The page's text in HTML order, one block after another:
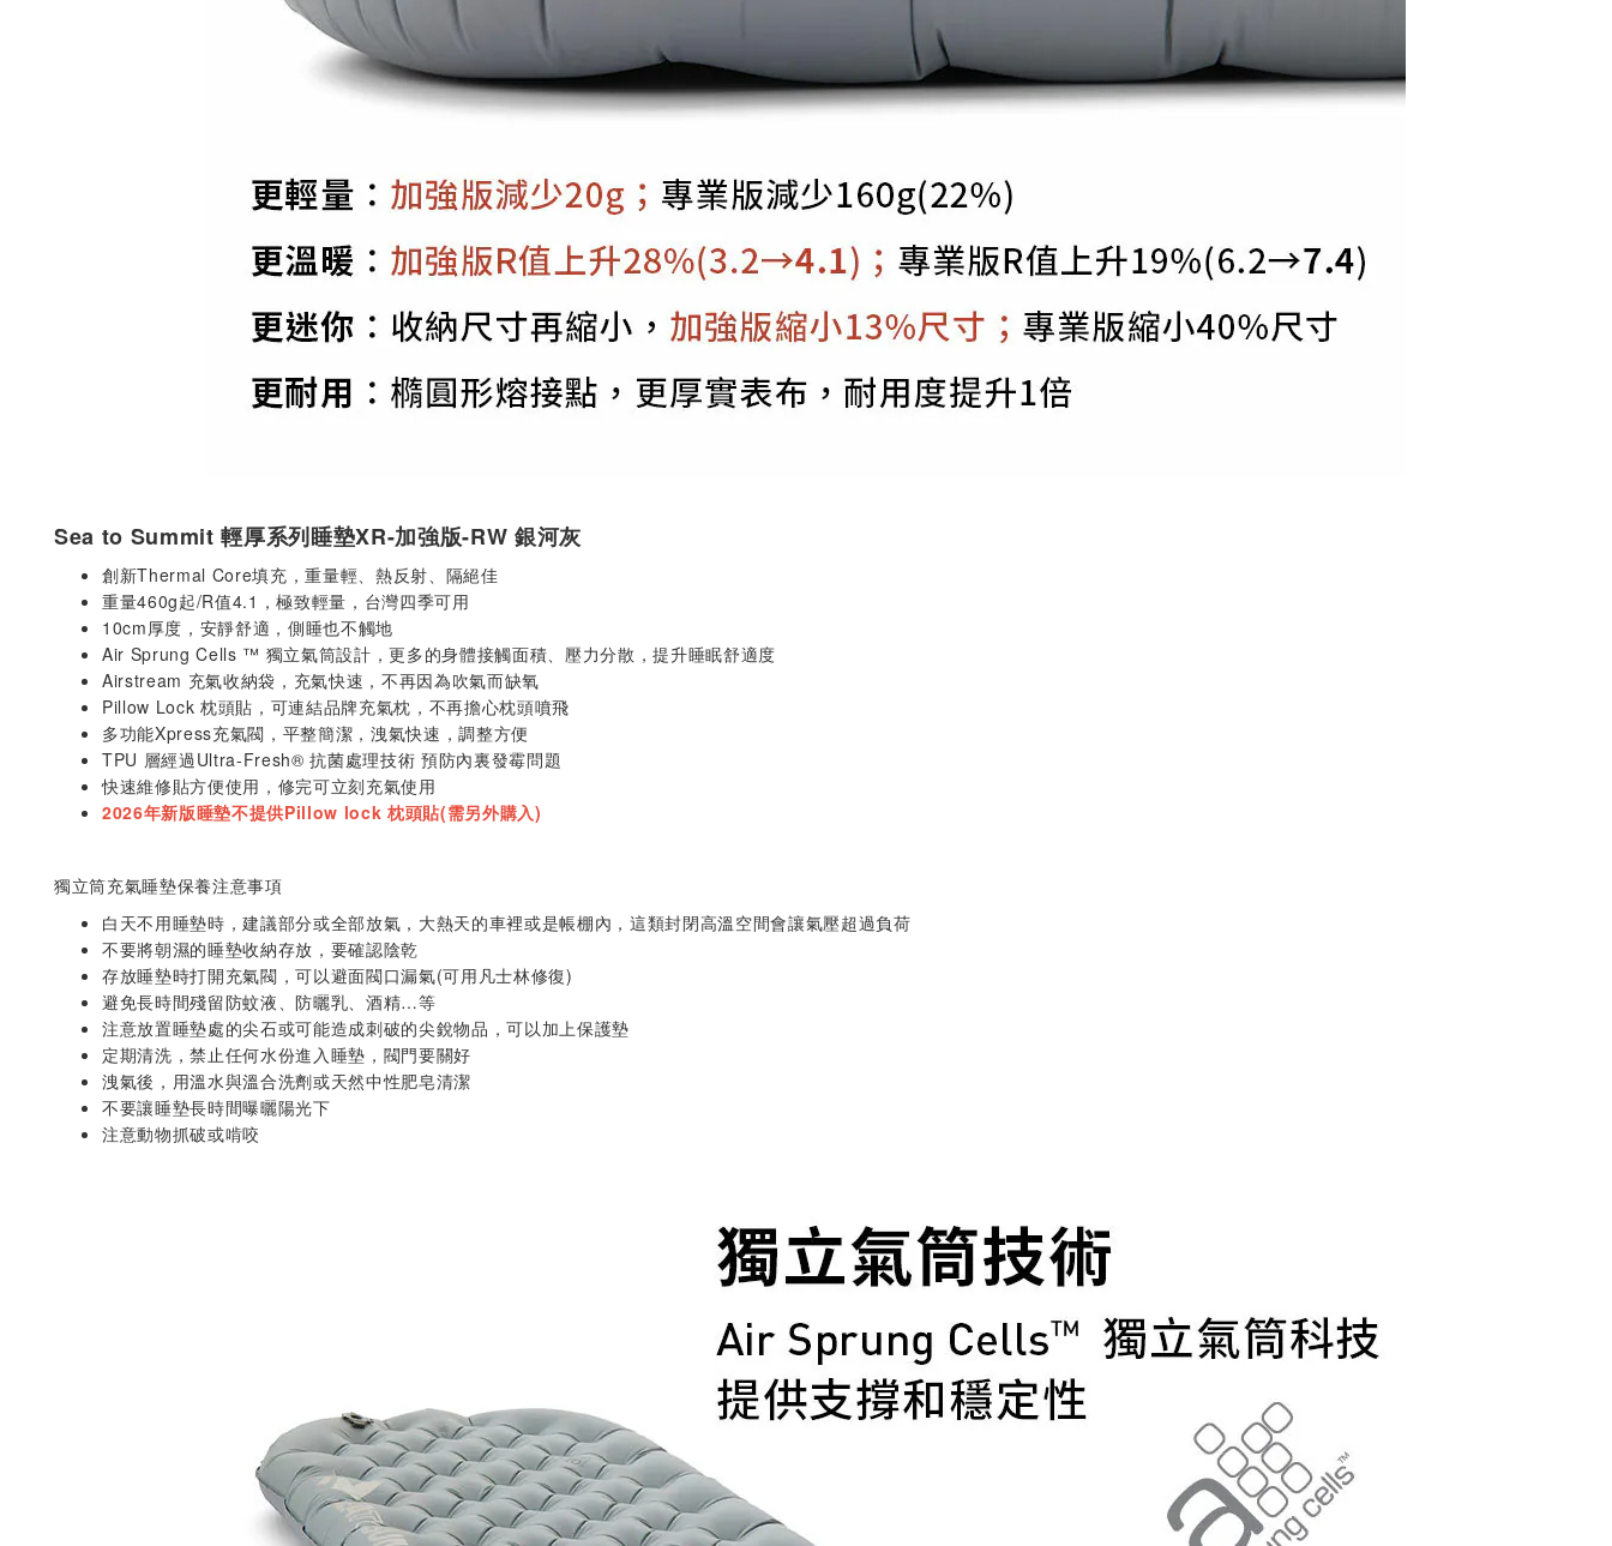
Sea to Summit 輕厚系列睡墊XR-加強版-RW 銀河灰
創新Thermal Core填充，重量輕、熱反射、隔絕佳
重量460g起/R值4.1，極致輕量，台灣四季可用
10cm厚度，安靜舒適，側睡也不觸地
Air Sprung Cells ™ 獨立氣筒設計，更多的身體接觸面積、壓力分散，提升睡眠舒適度
Airstream 充氣收納袋，充氣快速，不再因為吹氣而缺氧
Pillow Lock 枕頭貼，可連結品牌充氣枕，不再擔心枕頭噴飛
多功能Xpress充氣閥，平整簡潔，洩氣快速，調整方便
TPU 層經過Ultra-Fresh® 抗菌處理技術 預防內裏發霉問題
快速維修貼方便使用，修完可立刻充氣使用
2026年新版睡墊不提供Pillow lock 枕頭貼(需另外購入)
獨立筒充氣睡墊保養注意事項
白天不用睡墊時，建議部分或全部放氣，大熱天的車裡或是帳棚內，這類封閉高溫空間會讓氣壓超過負荷
不要將朝濕的睡墊收納存放，要確認陰乾
存放睡墊時打開充氣閥，可以避面閥口漏氣(可用凡士林修復)
避免長時間殘留防蚊液、防曬乳、酒精…等
注意放置睡墊處的尖石或可能造成刺破的尖銳物品，可以加上保護墊
定期清洗，禁止任何水份進入睡墊，閥門要關好
洩氣後，用溫水與溫合洗劑或天然中性肥皂清潔
不要讓睡墊長時間曝曬陽光下
注意動物抓破或啃咬